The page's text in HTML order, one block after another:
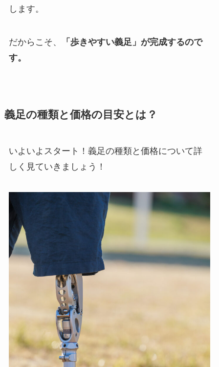
します。
だからこそ、
「歩きやすい義足」が完成するので
す。
義足の種類と価格の目安とは？
いよいよスタート！義足の種類と価格について詳
しく見ていきましょう！